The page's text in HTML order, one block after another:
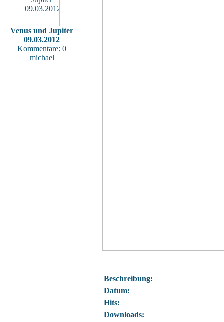
Venus und Jupiter
09.03.2012
Kommentare: 0
michael
Beschreibung:
Datum:
Hits:
Downloads: